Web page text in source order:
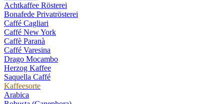
Achtkaffee Rösterei
Bonafede Privatrösterei
Caffé Cagliari
Caffé New York
Caffè Paranà
Caffé Varesina
Drago Mocambo
Herzog Kaffee
Saquella Caffé
Kaffeesorte
Arabica